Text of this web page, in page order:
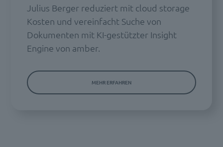
Julius Berger reduziert mit cloud storage
Kosten und vereinfacht Suche von
Dokumenten mit KI-gestützter Insight
Engine von amber.
MEHR ERFAHREN